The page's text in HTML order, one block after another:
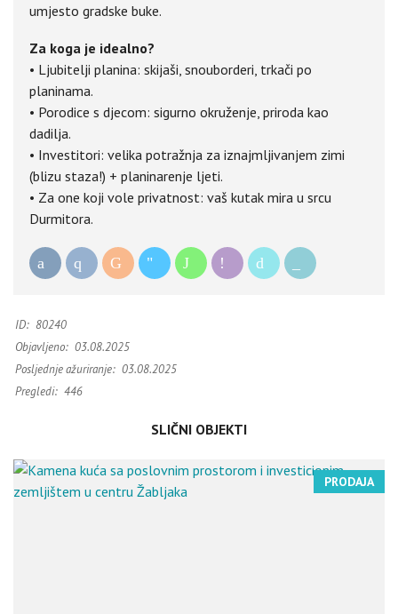
umjesto gradske buke.
Za koga je idealno?
• Ljubitelji planina: skijaši, snouborderi, trkači po
planinama.
• Porodice s djecom: sigurno okruženje, priroda kao
dadilja.
• Investitori: velika potražnja za iznajmljivanjem zimi
(blizu staza!) + planinarenje ljeti.
• Za one koji vole privatnost: vaš kutak mira u srcu
Durmitora.
ID: 80240
Objavljeno: 03.08.2025
Posljednje ažuriranje: 03.08.2025
Pregledi: 446
SLIČNI OBJEKTI
PRODAJA